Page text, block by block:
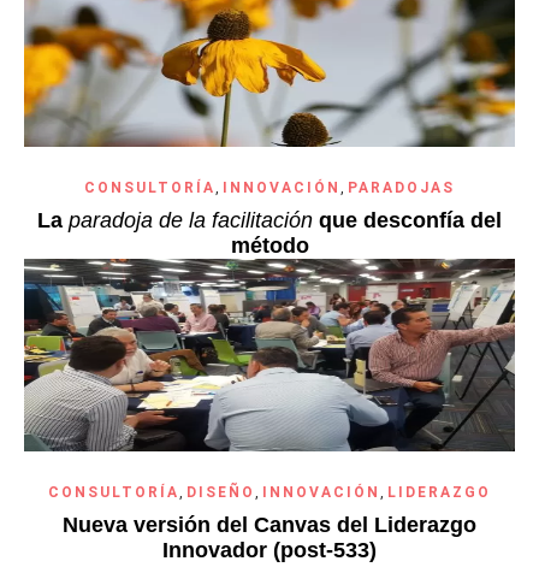
CONSULTORÍA, INNOVACIÓN , PARADOJAS
La paradoja de la facilitación que desconfía del
método
CONSULTORÍA, DISEÑO , INNOVACIÓN , LIDERAZGO
Nueva versión del Canvas del Liderazgo
Innovador (post-533)